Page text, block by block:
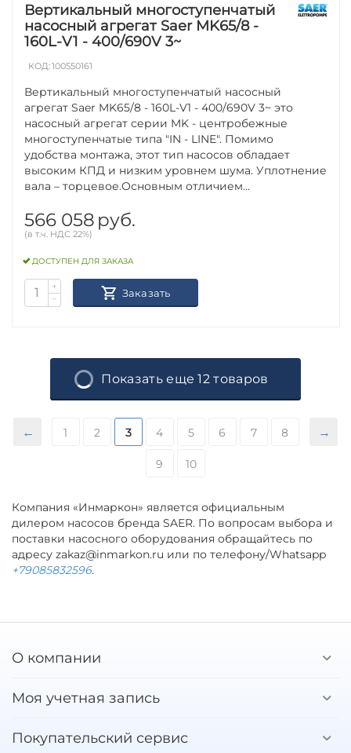
Компания «Инмаркон» является официальным
дилером насосов бренда SAER. По вопросам выбора и
поставки насосного оборудования обращайтесь по
адресу zakaz@inmarkon.ru или по телефону/Whatsapp
+79085832596.
Вертикальный многоступенчатый
насосный агрегат Saer MK65/8 -
160L-V1 - 400/690V 3~
КОД:100550161
Вертикальный многоступенчатый насосный
агрегат Saer MK65/8 - 160L-V1 - 400/690V 3~ это
насосный агрегат серии MK - центробежные
многоступенчатые типа "IN - LINE". Помимо
удобства монтажа, этот тип насосов обладает
высоким КПД и низким уровнем шума. Уплотнение
вала – торцевое.Основным отличием...
566 058 руб.
(в т.ч. НДС 22%)
ДОСТУПЕН ДЛЯ ЗАКАЗА
+
−
Заказать
Показать еще 12 товаров
1 2 3 4 5 6 7 8
9 10
О компании
Моя учетная запись
Покупательский сервис